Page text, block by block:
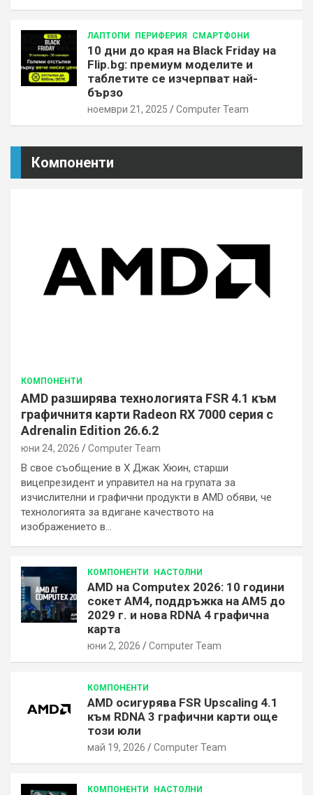
ЛАПТОПИ ПЕРИФЕРИЯ СМАРТФОНИ
10 дни до края на Black Friday на
Flip.bg: премиум моделите и
таблетите се изчерпват най-
бързо
ноември 21, 2025 Computer Team
Компоненти
КОМПОНЕНТИ
AMD разширява технологията FSR 4.1 към
графичнитя карти Radeon RX 7000 серия с
Adrenalin Edition 26.6.2
юни 24, 2026 Computer Team
В свое съобщение в X Джак Хюин, старши
вицепрезидент и управител на на групата за
изчислителни и графични продукти в AMD обяви, че
технологията за вдигане качеството на
изображението в…
КОМПОНЕНТИ НАСТОЛНИ
AMD на Computex 2026: 10 години
сокет AM4, поддръжка на AM5 до
2029 г. и нова RDNA 4 графична
карта
юни 2, 2026 Computer Team
КОМПОНЕНТИ
AMD осигурява FSR Upscaling 4.1
към RDNA 3 графични карти още
този юли
май 19, 2026 Computer Team
КОМПОНЕНТИ НАСТОЛНИ